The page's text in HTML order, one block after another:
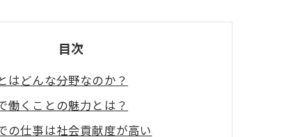
目次
はどんな分野なのか？
働くことの魅力とは？
の仕事は社会貢献度が高い